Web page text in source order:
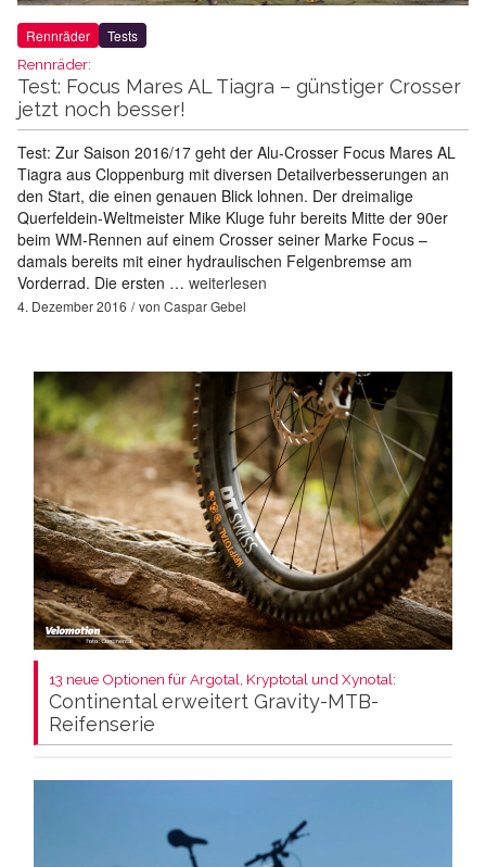
Rennräder Tests
Rennräder:
Test: Focus Mares AL Tiagra – günstiger Crosser
jetzt noch besser!
Test: Zur Saison 2016/17 geht der Alu-Crosser Focus Mares AL
Tiagra aus Cloppenburg mit diversen Detailverbesserungen an
den Start, die einen genauen Blick lohnen. Der dreimalige
Querfeldein-Weltmeister Mike Kluge fuhr bereits Mitte der 90er
beim WM-Rennen auf einem Crosser seiner Marke Focus –
damals bereits mit einer hydraulischen Felgenbremse am
Vorderrad. Die ersten … weiterlesen
4. Dezember 2016 von Caspar Gebel
13 neue Optionen für Argotal, Kryptotal und Xynotal:
Continental erweitert Gravity-MTB-
Reifenserie